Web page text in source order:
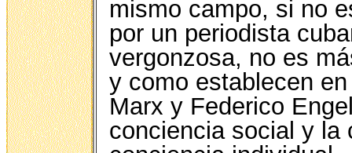
mismo campo, si no
por un periodista
vergonzosa, no es
y como establecen
Marx y Federico
conciencia social y la